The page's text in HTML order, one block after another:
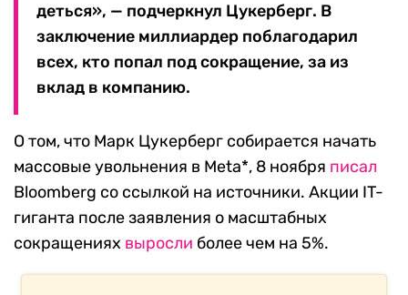
деться», — подчеркнул Цукерберг. В
заключение миллиардер поблагодарил
всех, кто попал под сокращение, за из
вклад в компанию.
О том, что Марк Цукерберг собирается начать
массовые увольнения в Meta*, 8 ноября писал
Bloomberg со ссылкой на источники. Акции IT-
гиганта после заявления о масштабных
сокращениях выросли более чем на 5%.